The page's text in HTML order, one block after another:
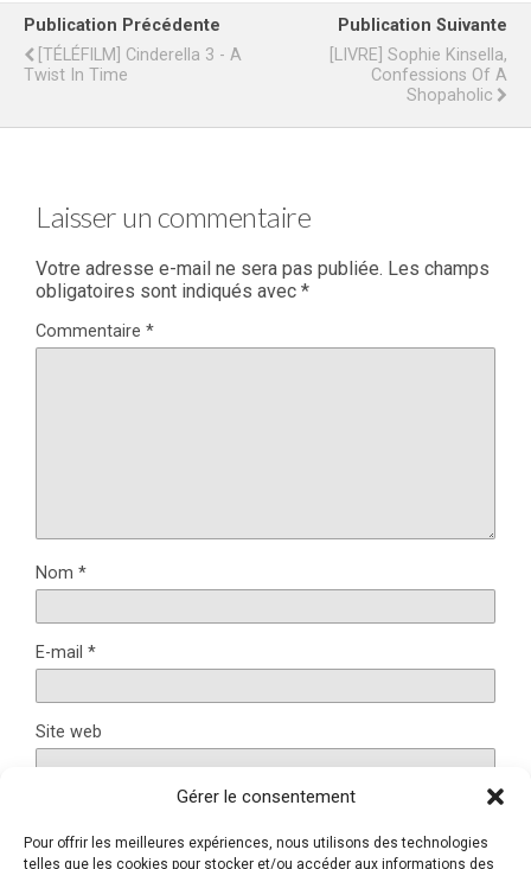
Gérer le consentement
Pour offrir les meilleures expériences, nous utilisons des technologies
telles que les cookies pour stocker et/ou accéder aux informations des
Publication Précédente
[TÉLÉFILM] Cinderella 3 - A
Twist In Time
Publication Suivante
[LIVRE] Sophie Kinsella,
Confessions Of A
Shopaholic
Laisser un commentaire
Votre adresse e-mail ne sera pas publiée. Les champs
obligatoires sont indiqués avec *
Commentaire *
Nom *
E-mail *
Site web